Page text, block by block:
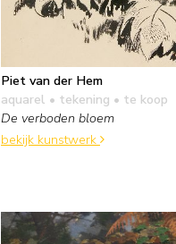
Piet van der Hem
aquarel • tekening • te koop
De verboden bloem
bekijk kunstwerk